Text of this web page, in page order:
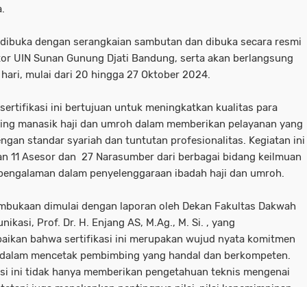
dengan serangkaian sambutan dan dibuka secara resmi
UIN Sunan Gunung Djati Bandung, serta akan berlangsung
mulai dari 20 hingga 27 Oktober 2024.
ini bertujuan untuk meningkatkan kualitas para
manasik haji dan umroh dalam memberikan pelayanan yang
standar syariah dan tuntutan profesionalitas. Kegiatan ini
11 Asesor dan 27 Narasumber dari berbagai bidang keilmuan
dalam penyelenggaraan ibadah haji dan umroh.
dimulai dengan laporan oleh Dekan Fakultas Dakwah
Prof. Dr. H. Enjang AS, M.Ag., M. Si. , yang
bahwa sertifikasi ini merupakan wujud nyata komitmen
mencetak pembimbing yang handal dan berkompeten.
ini tidak hanya memberikan pengetahuan teknis mengenai